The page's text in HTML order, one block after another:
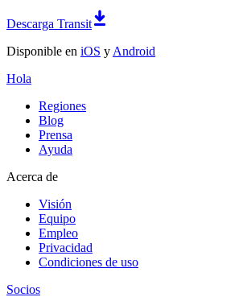
Descarga Transit
Disponible en iOS y Android
Hola
Regiones
Blog
Prensa
Ayuda
Acerca de
Visión
Equipo
Empleo
Privacidad
Condiciones de uso
Socios